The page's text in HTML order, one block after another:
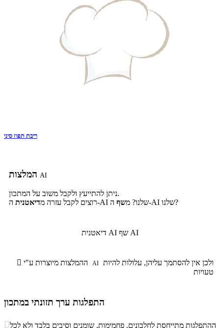
ריבת תפוז סיני
AI
ניתן להתייעץ ולקבל משוב על המתכון.
רוצים לקבל עזרה מדיאטנית ה-AI שלנו? משף ה-AI שלנו?
דיאטנית AI שף AI
 AI
טעויות
התפלגות ערך תזונתי במתכון
התפלגות ערך תזונתי במתכון
ההתפלגות מתייחסת לחלבונים, פחמימות, שומנים וסיבים בלבד ולא לכל